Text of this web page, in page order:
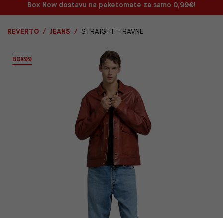
Box Now dostavu na paketomate za samo 0,99€!
REVERTO JEANS STRAIGHT - RAVNE
BOX99